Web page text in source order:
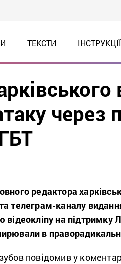
ТЕКСТИ ІНСТРУКЦІЇ
через
редактора
телеграм-каналу
відеокліпу на підтримку
в
повідомив у